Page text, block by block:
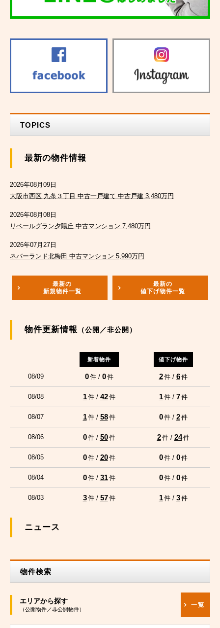
TOPICS
最新の物件情報
2026年08月09日
大阪市西区 九条３丁目 中古一戸建て 中古戸建 3,480万円
2026年08月08日
リベールグラン夕陽丘 中古マンション 7,480万円
2026年07月27日
ネバーランド北梅田 中古マンション 5,990万円
最新の
新規物件一覧
最新の
値下げ物件一覧
物件更新情報 （公開／非公開）
新着物件 値下げ物件
08/09 0件 / 0件 2件 / 6件
08/08 1件 / 42件 1件 / 7件
08/07 1件 / 58件 0件 / 2件
08/06 0件 / 50件 2件 / 24件
08/05 0件 / 20件 0件 / 0件
08/04 0件 / 31件 0件 / 0件
08/03 3件 / 57件 1件 / 3件
ニュース
物件検索
エリアから探す
（公開物件／非公開物件）
一覧